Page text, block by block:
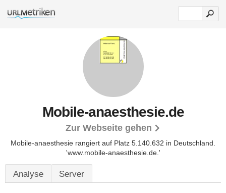
Mobile-anaesthesie.de
Zur Webseite gehen
Mobile-anaesthesie rangiert auf Platz 5.140.632 in Deutschland.
'www.mobile-anaesthesie.de.'
Analyse Server